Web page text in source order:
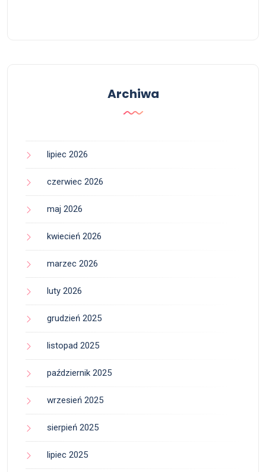
Archiwa
lipiec 2026
czerwiec 2026
maj 2026
kwiecień 2026
marzec 2026
luty 2026
grudzień 2025
listopad 2025
październik 2025
wrzesień 2025
sierpień 2025
lipiec 2025